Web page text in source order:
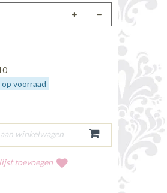
voorraad
toevoegen